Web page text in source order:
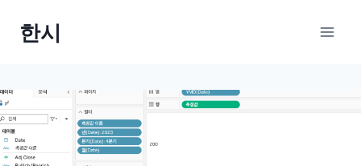
한시